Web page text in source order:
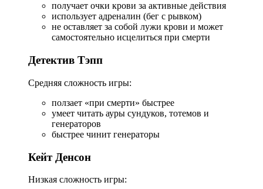
получает очки крови за активные действия
использует адреналин (бег с рывком)
не оставляет за собой лужи крови и может
самостоятельно исцелиться при смерти
Детектив Тэпп
Средняя сложность игры:
ползает «при смерти» быстрее
умеет читать ауры сундуков, тотемов и
генераторов
быстрее чинит генераторы
Кейт Денсон
Низкая сложность игры: